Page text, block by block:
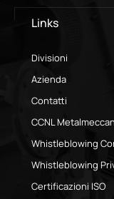
Links
Divisioni
Azienda
Contatti
CCNL
Whistleblowing
Whistleblowing
Certificazioni ISO